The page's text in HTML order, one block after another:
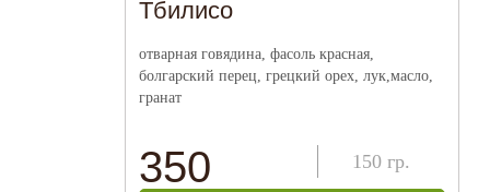
Тбилисо
отварная говядина, фасоль красная,
болгарский перец, грецкий орех, лук,масло,
гранат
350 150 гр.